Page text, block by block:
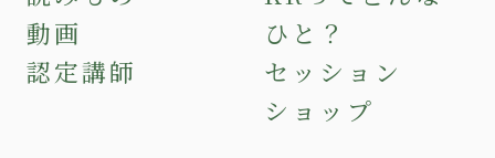
動画
認定講師
ひと？
セッション
ショップ